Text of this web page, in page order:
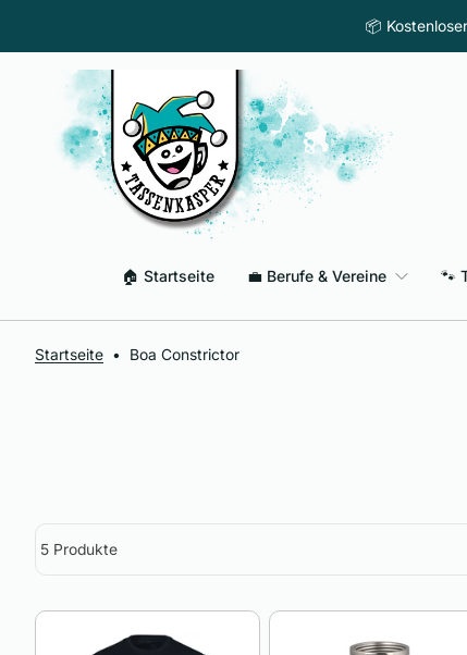
📦
🏠 Startseite 💼 Berufe & Vereine 🐾
Startseite • Boa Constrictor
5 Produkte